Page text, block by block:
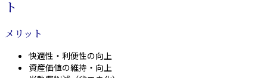
ト
メリット
快適性・利便性の向上
資産価値の維持・向上